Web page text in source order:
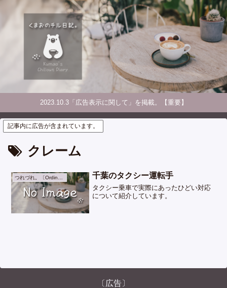
2023.10.3「広告表示に関して」を掲載。【重要】
記事内に広告が含まれています。
クレーム
つれづれ。〔Ordinary Days〕 千葉のタクシー運転手
タクシー乗車で実際にあったひどい対応
について紹介しています。
〔広告〕